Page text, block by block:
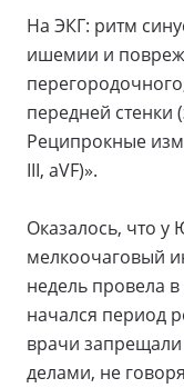
На ЭКГ: ритм
ишемии и
передней стенки
Реципрокные
III, aVF)».
Оказалось, что
мелкоочаговый
недель провела
начался период
врачи
делами, не